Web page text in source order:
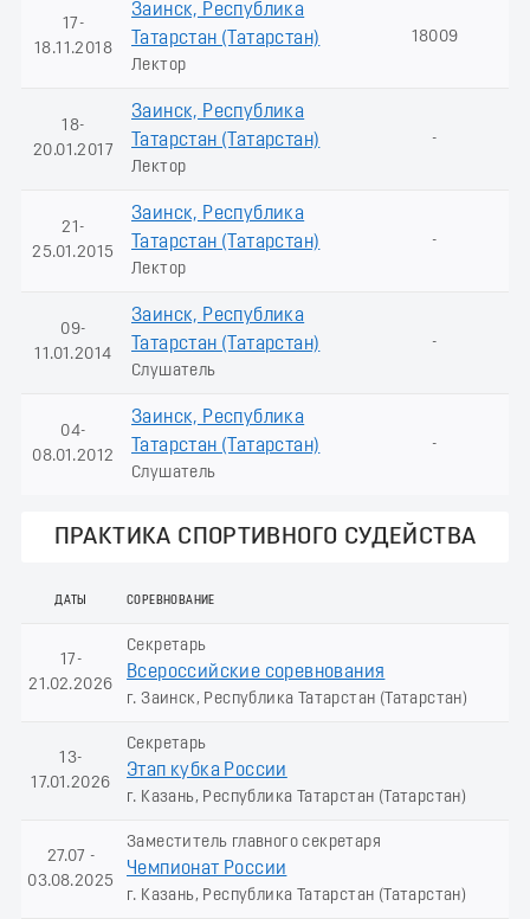
17-
18.11.2018
Заинск, Республика
Татарстан (Татарстан)
Лектор
18009
18-
20.01.2017
Заинск, Республика
Татарстан (Татарстан)
Лектор
-
21-
25.01.2015
Заинск, Республика
Татарстан (Татарстан)
Лектор
-
09-
11.01.2014
Заинск, Республика
Татарстан (Татарстан)
Слушатель
-
04-
08.01.2012
Заинск, Республика
Татарстан (Татарстан)
Слушатель
-
ПРАКТИКА СПОРТИВНОГО СУДЕЙСТВА
ДАТЫ СОРЕВНОВАНИЕ
17-
21.02.2026
Секретарь
Всероссийские соревнования
г. Заинск, Республика Татарстан (Татарстан)
13-
17.01.2026
Секретарь
Этап кубка России
г. Казань, Республика Татарстан (Татарстан)
27.07 -
03.08.2025
Заместитель главного секретаря
Чемпионат России
г. Казань, Республика Татарстан (Татарстан)